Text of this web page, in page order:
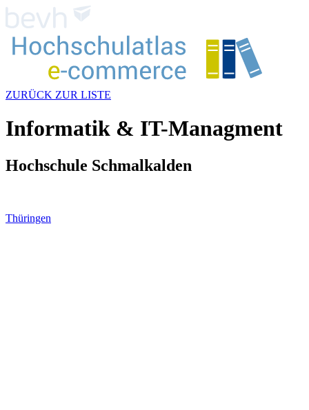
ZURÜCK ZUR LISTE
Informatik & IT-Managment
Hochschule Schmalkalden
Thüringen